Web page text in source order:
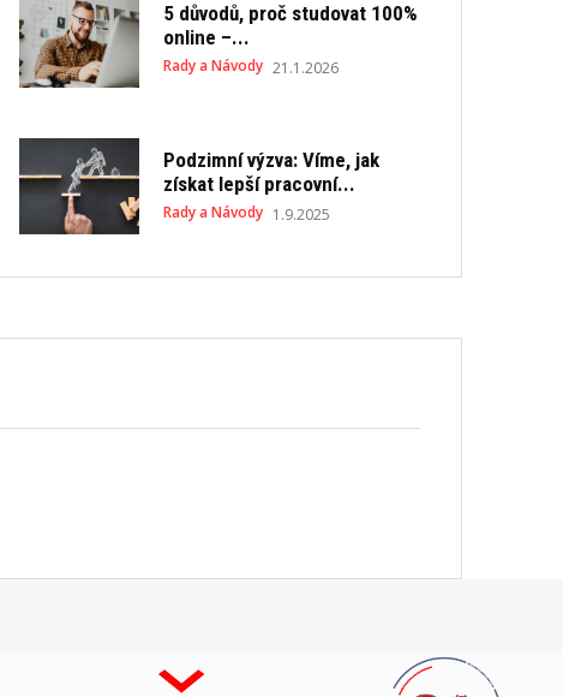
5 důvodů, proč studovat 100%
online –...
Rady a Návody 21.1.2026
Podzimní výzva: Víme, jak
získat lepší pracovní...
Rady a Návody 1.9.2025